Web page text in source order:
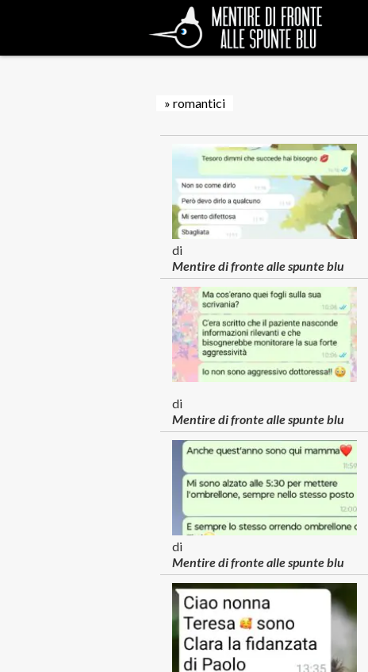
» romantici
di
Mentire di fronte alle spunte blu
di
Mentire di fronte alle spunte blu
di
Mentire di fronte alle spunte blu